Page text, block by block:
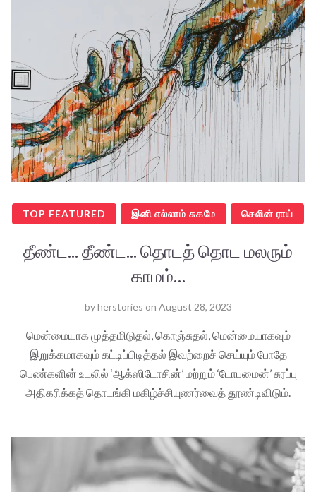
TOP FEATURED இனி எல்லாம் சுகமே செலின் ராய்
தீண்ட... தீண்ட... தொடத் தொட மலரும்
காமம்…
byherstories on August 28, 2023
மென்மையாக முத்தமிடுதல், கொஞ்சுதல், மென்மையாகவும்
இறுக்கமாகவும் கட்டிப்பிடித்தல் இவற்றைச் செய்யும் போதே
பெண்களின் உடலில் ‘ஆக்ஸிடோசின்’ மற்றும் ‘டோபமைன்’ சுரப்பு
அதிகரிக்கத் தொடங்கி மகிழ்ச்சியுணர்வைத் தூண்டிவிடும்.